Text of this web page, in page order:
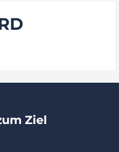
Ziel